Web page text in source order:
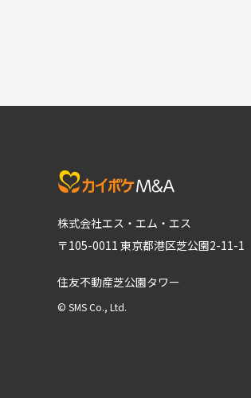
株式会社エス・エム・エス
〒105-0011 東京都港区芝公園2-11-1
住友不動産芝公園タワー
© SMS Co., Ltd.